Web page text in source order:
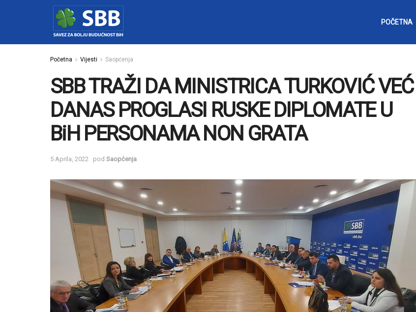
POČETNA
Početna Vijesti Saopćenja
SBB TRAŽI DA MINISTRICA TURKOVIĆ VEĆ
DANAS PROGLASI RUSKE DIPLOMATE U
BiH PERSONAMA NON GRATA
5 Aprila, 2022 pod Saopćenja